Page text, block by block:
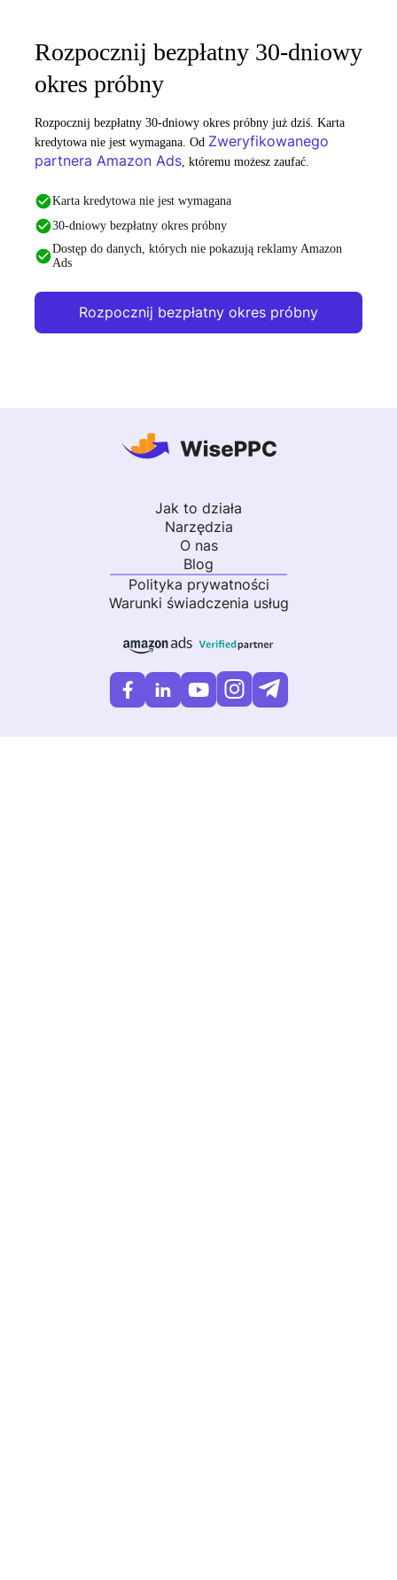
Rozpocznij bezpłatny 30-dniowy
okres próbny
Rozpocznij bezpłatny 30-dniowy okres próbny już dziś. Karta
kredytowa nie jest wymagana. Od Zweryfikowanego
partnera Amazon Ads, któremu możesz zaufać.
Karta kredytowa nie jest wymagana
30-dniowy bezpłatny okres próbny
Dostęp do danych, których nie pokazują reklamy Amazon
Ads
Rozpocznij bezpłatny okres próbny
Jak to działa
Narzędzia
O nas
Blog
Polityka prywatności
Warunki świadczenia usług